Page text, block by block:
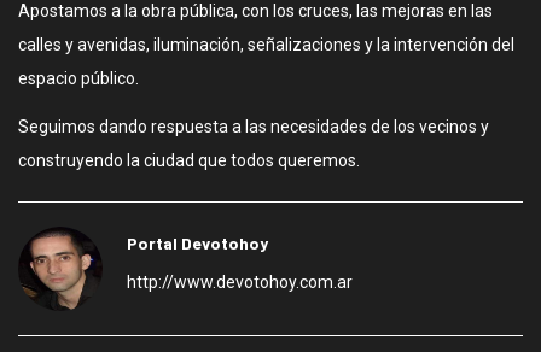
Apostamos a la obra pública, con los cruces, las mejoras en las
calles y avenidas, iluminación, señalizaciones y la intervención del
espacio público.
Seguimos dando respuesta a las necesidades de los vecinos y
construyendo la ciudad que todos queremos.
Portal Devotohoy
http://www.devotohoy.com.ar